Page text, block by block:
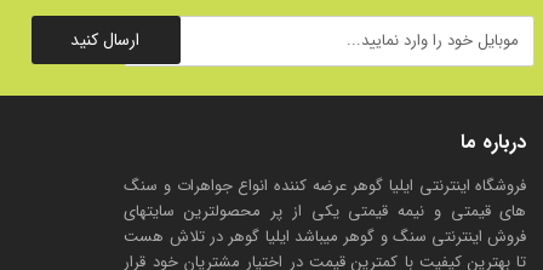
درباره ما
فروشگاه اینترنتی ایلیا گوهر عرضه کننده انواع جواهرات و سنگ
های قیمتی و نیمه قیمتی یکی از پر محصولترین سایتهای
فروش اینترنتی سنگ و گوهر میباشد ایلیا گوهر در تلاش هست
تا بهترین کیفیت با کمترین قیمت در اختیار مشتریان خود قرار
ارسال کنید